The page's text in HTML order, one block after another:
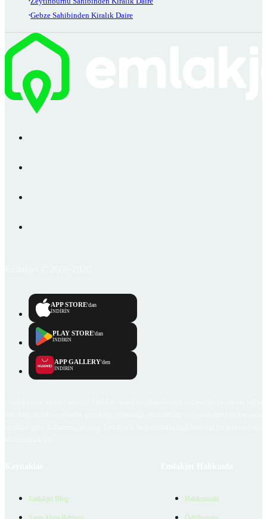
Gebze Sahibinden Kiralık Daire
APP STORE'dan
İNDİRİN
PLAY STORE'dan
İNDİRİN
APP GALLERY'den
İNDİRİN
Emlakjet Blog Hakkımızda